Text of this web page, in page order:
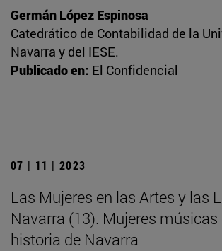
Germán López Espinosa
Catedrático de Contabilidad de la
Navarra y del IESE.
Publicado en: El Confidencial
07 | 11 | 2023
Las Mujeres en las Artes y las
Navarra (13). Mujeres músicas
historia de Navarra